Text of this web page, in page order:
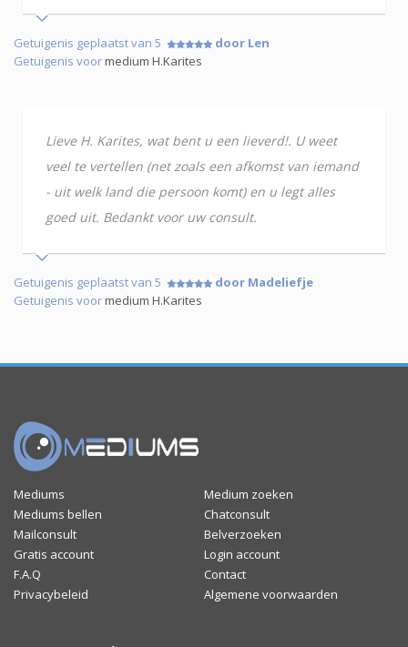
Getuigenis geplaatst van 5
door Len
Getuigenis voormedium H.Karites
Lieve H. Karites, wat bent u een lieverd!. U weet
veel te vertellen (net zoals een afkomst van iemand
- uit welk land die persoon komt) en u legt alles
goed uit. Bedankt voor uw consult.
Getuigenis geplaatst van 5
door Madeliefje
Getuigenis voormedium H.Karites
Mediums
Medium zoeken
Mediums bellen
Chatconsult
Mailconsult
Belverzoeken
Gratis account
Login account
F.A.Q
Contact
Privacybeleid
Algemene voorwaarden